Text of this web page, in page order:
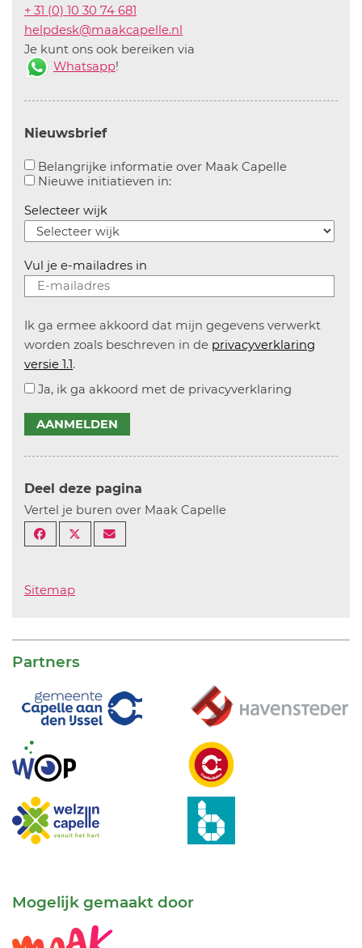
+ 31 (0) 10 30 74 681
helpdesk@maakcapelle.nl
Je kunt ons ook bereiken via
Whatsapp!
Nieuwsbrief
Belangrijke informatie over Maak CapelleAanvinken
Nieuwe initiatieven in:Aanvinken om informatie over
Selecteer wijk
Vul je e-mailadres in
Ik ga ermee akkoord dat mijn gegevens verwerkt
worden zoals beschreven in de privacyverklaring
versie 1.1.
Ja, ik ga akkoord met de privacyverklaring
AANMELDEN
Deel deze pagina
Vertel je buren over Maak Capelle
Sitemap
Partners
Mogelijk gemaakt door